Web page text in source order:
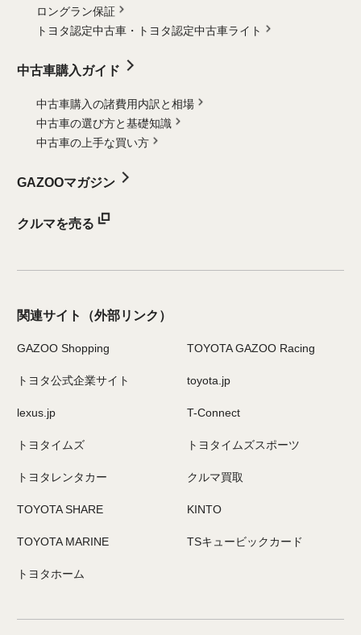
ロングラン保証
トヨタ認定中古車・
トヨタ認定中古車ライト
中古車購入ガイド
中古車購入の諸費用内訳と相場
中古車の選び方と基礎知識
中古車の上手な買い方
GAZOOマガジン
クルマを売る
関連サイト （外部リンク）
GAZOO Shopping TOYOTA GAZOO Racing
トヨタ公式企業サイト toyota.jp
lexus.jp T-Connect
トヨタイムズ トヨタイムズスポーツ
トヨタレンタカー クルマ買取
TOYOTA SHARE KINTO
TOYOTA MARINE TSキュービックカード
トヨタホーム